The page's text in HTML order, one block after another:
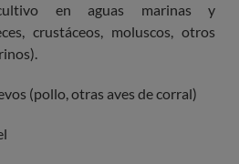
en aguas marinas y
crustáceos, moluscos, otros
(pollo, otras aves de corral)